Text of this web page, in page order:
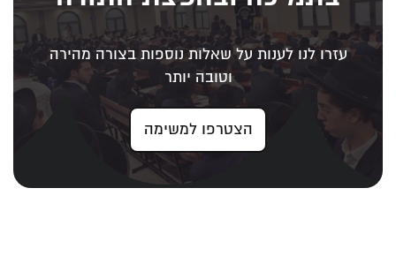
עזרו לנו לענות על שאלות נוספות בצורה מהירה
וטובה יותר
הצטרפו למשימה